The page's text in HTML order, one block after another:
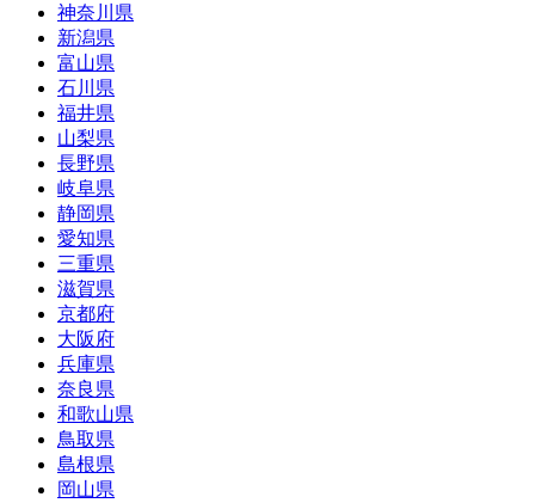
神奈川県
新潟県
富山県
石川県
福井県
山梨県
長野県
岐阜県
静岡県
愛知県
三重県
滋賀県
京都府
大阪府
兵庫県
奈良県
和歌山県
鳥取県
島根県
岡山県